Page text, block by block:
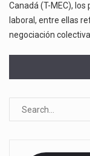
Canadá (T-MEC),
laboral, entre ellas
negociación